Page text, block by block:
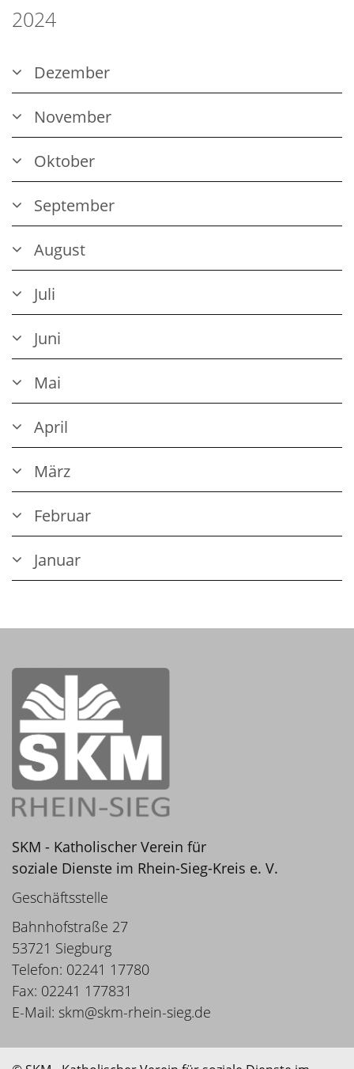
2024
Dezember
November
Oktober
September
August
Juli
Juni
Mai
April
März
Februar
Januar
SKM - Katholischer Verein für
soziale Dienste im Rhein-Sieg-Kreis e. V.
Geschäftsstelle
Bahnhofstraße 27
53721 Siegburg
Telefon: 02241 17780
Fax: 02241 177831
E-Mail: skm@skm-rhein-sieg.de